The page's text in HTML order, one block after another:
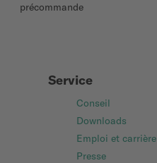
Service
Conseil
Downloads
Emploi et carrière
Presse
précommande